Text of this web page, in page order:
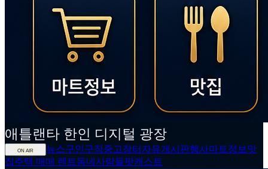
애틀랜타 한인 디지털 광장
ON AIR 뉴스구인구직중고장터 자유게시판행사마트정보 맛
집주택 매매 렌트동네사람들팟캐스트